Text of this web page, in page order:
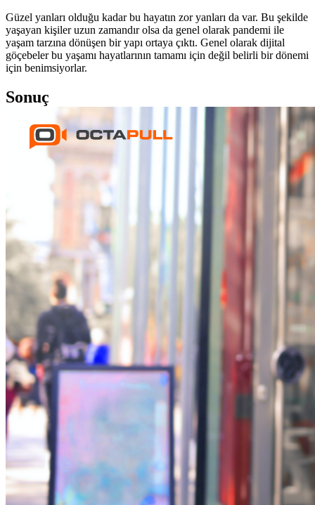
Güzel yanları olduğu kadar bu hayatın zor yanları da var. Bu şekilde
yaşayan kişiler uzun zamandır olsa da genel olarak pandemi ile
yaşam tarzına dönüşen bir yapı ortaya çıktı. Genel olarak dijital
göçebeler bu yaşamı hayatlarının tamamı için değil belirli bir dönemi
için benimsiyorlar.
Sonuç